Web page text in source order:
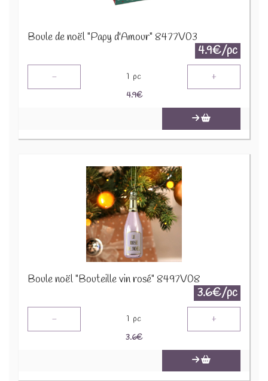
Boule de noël "Papy d'Amour" 8477V03
4.9€/pc
- 1 pc +
4.9€
Boule noël "Bouteille vin rosé" 8497V08
3.6€/pc
- 1 pc +
3.6€